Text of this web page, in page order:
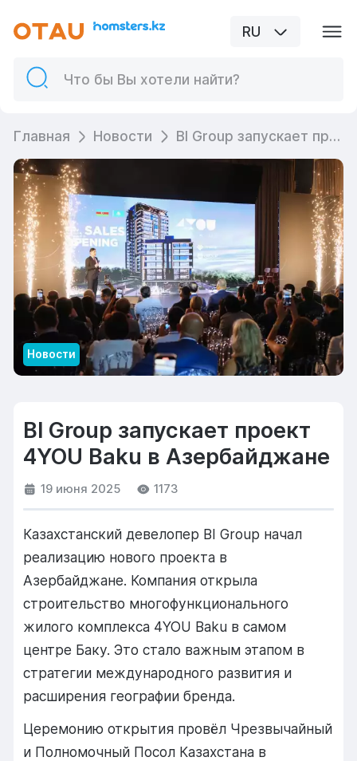
RU
Главная Новости BI Group запускает проект 4YOU Baku в Азербайджане
Новости
BI Group запускает проект
4YOU Baku в Азербайджане
19 июня 2025 1173
Казахстанский девелопер BI Group начал
реализацию нового проекта в
Азербайджане. Компания открыла
строительство многофункционального
жилого комплекса 4YOU Baku в самом
центре Баку. Это стало важным этапом в
стратегии международного развития и
расширения географии бренда.
Церемонию открытия провёл Чрезвычайный
и Полномочный Посол Казахстана в